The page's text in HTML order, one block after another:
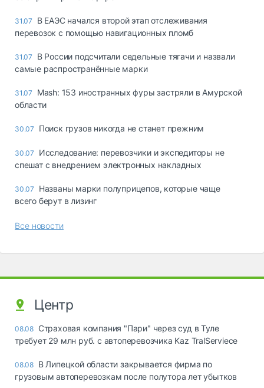
31.07
В ЕАЭС начался второй этап отслеживания
перевозок с помощью навигационных пломб
31.07
В России подсчитали седельные тягачи и назвали
самые распространённые марки
31.07
Mash: 153 иностранных фуры застряли в Амурской
области
30.07 Поиск грузов никогда не станет прежним
30.07
Исследование: перевозчики и экспедиторы не
спешат с внедрением электронных накладных
30.07
Названы марки полуприцепов, которые чаще
всего берут в лизинг
Все новости
Центр
08.08 Страховая компания "Пари" через суд в Туле
требует 29 млн руб. с автоперевозчика Kaz TralServiece
08.08 В Липецкой области закрывается фирма по
грузовым автоперевозкам после полутора лет убытков